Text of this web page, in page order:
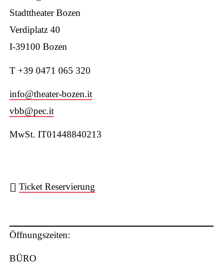
Stadttheater Bozen
Verdiplatz 40
I-39100 Bozen
T +39 0471 065 320
info@theater-bozen.it
vbb@pec.it
MwSt. IT01448840213
W
ts
Ticket Reservierung
Öffnungszeiten:
BÜRO